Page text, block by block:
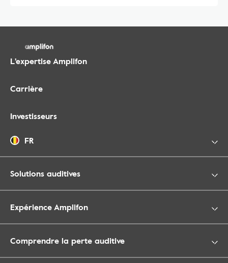
L'expertise Amplifon
Carrière
Investisseurs
FR
Solutions auditives
Expérience Amplifon
Comprendre la perte auditive